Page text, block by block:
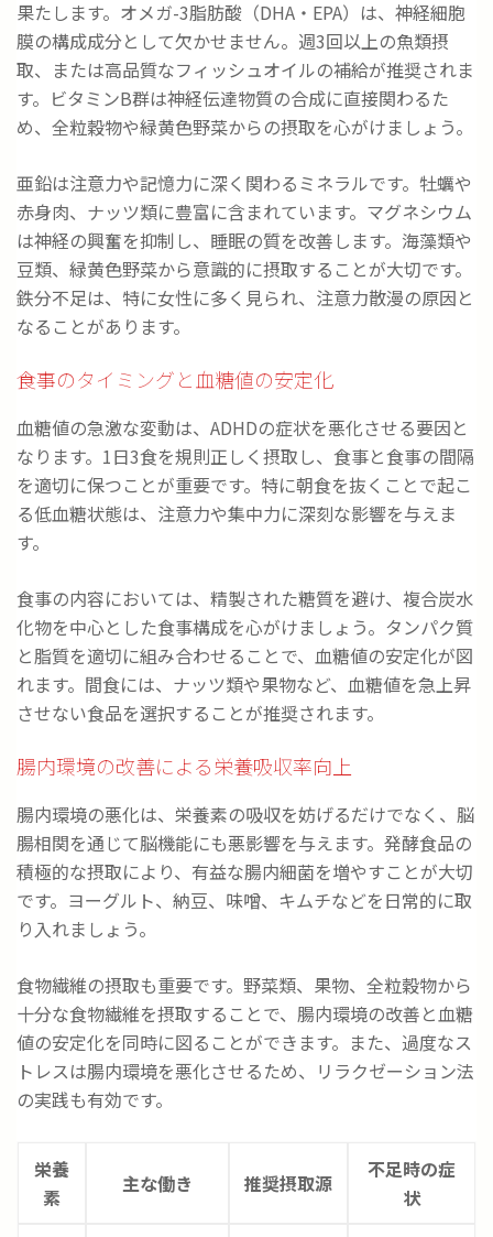
果たします。オメガ-3脂肪酸（DHA・EPA）は、神経細胞
膜の構成成分として欠かせません。週3回以上の魚類摂
取、または高品質なフィッシュオイルの補給が推奨されま
す。ビタミンB群は神経伝達物質の合成に直接関わるた
め、全粒穀物や緑黄色野菜からの摂取を心がけましょう。
亜鉛は注意力や記憶力に深く関わるミネラルです。牡蠣や
赤身肉、ナッツ類に豊富に含まれています。マグネシウム
は神経の興奮を抑制し、睡眠の質を改善します。海藻類や
豆類、緑黄色野菜から意識的に摂取することが大切です。
鉄分不足は、特に女性に多く見られ、注意力散漫の原因と
なることがあります。
食事のタイミングと血糖値の安定化
血糖値の急激な変動は、ADHDの症状を悪化させる要因と
なります。1日3食を規則正しく摂取し、食事と食事の間隔
を適切に保つことが重要です。特に朝食を抜くことで起こ
る低血糖状態は、注意力や集中力に深刻な影響を与えま
す。
食事の内容においては、精製された糖質を避け、複合炭水
化物を中心とした食事構成を心がけましょう。タンパク質
と脂質を適切に組み合わせることで、血糖値の安定化が図
れます。間食には、ナッツ類や果物など、血糖値を急上昇
させない食品を選択することが推奨されます。
腸内環境の改善による栄養吸収率向上
腸内環境の悪化は、栄養素の吸収を妨げるだけでなく、脳
腸相関を通じて脳機能にも悪影響を与えます。発酵食品の
積極的な摂取により、有益な腸内細菌を増やすことが大切
です。ヨーグルト、納豆、味噌、キムチなどを日常的に取
り入れましょう。
食物繊維の摂取も重要です。野菜類、果物、全粒穀物から
十分な食物繊維を摂取することで、腸内環境の改善と血糖
値の安定化を同時に図ることができます。また、過度なス
トレスは腸内環境を悪化させるため、リラクゼーション法
の実践も有効です。
栄養
素
主な働き 推奨摂取源
不足時の症
状